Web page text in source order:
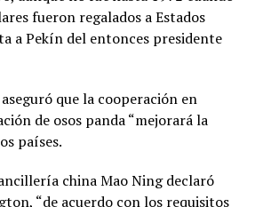
fueron regalados a Estados
a Pekín del entonces presidente
que la cooperación en
de osos panda “mejorará la
países.
china Mao Ning declaró
“de acuerdo con los requisitos